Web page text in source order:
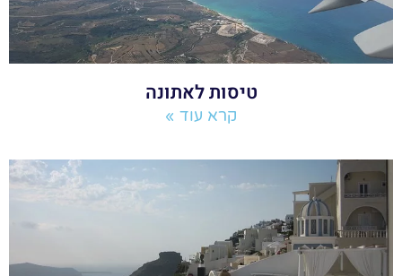
טיסות לאתונה
קרא עוד »